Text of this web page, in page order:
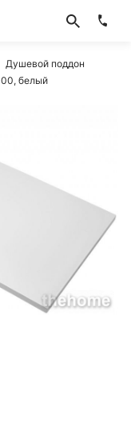
Душевой поддон
белый